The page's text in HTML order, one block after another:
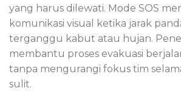
yang harus dilewati. Mode SOS
komunikasi visual ketika jarak
terganggu kabut atau hujan.
membantu proses evakuasi
tanpa mengurangi fokus tim
sulit.